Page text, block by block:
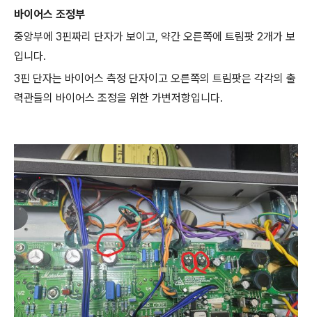
바이어스 조정부
중앙부에 3핀짜리 단자가 보이고, 약간 오른쪽에 트림팟 2개가 보
입니다.
3핀 단자는 바이어스 측정 단자이고 오른쪽의 트림팟은 각각의 출
력관들의 바이어스 조정을 위한 가변저항입니다.